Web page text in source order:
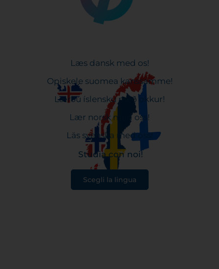
Læs dansk med os!
Opiskele suomea kanssamme!
Lærðu íslensku með okkur!
Lær norsk med oss!
Läs svenska med oss!
Studia con noi!
Scegli la lingua